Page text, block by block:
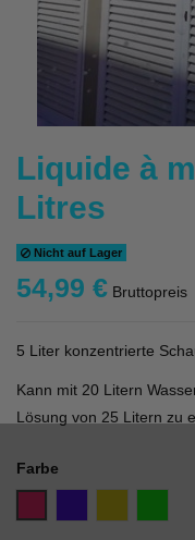
Liquide à
Litres
Nicht auf Lager
54,99 € Bruttopreis
5 Liter konzentrierte
Kann mit 20 Litern
Lösung von 25 Litern zu
Farbe